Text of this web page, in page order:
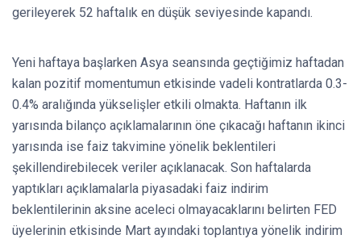
gerileyerek 52 haftalık en düşük seviyesinde kapandı.
Yeni haftaya başlarken Asya seansında geçtiğimiz haftadan
kalan pozitif momentumun etkisinde vadeli kontratlarda 0.3-
0.4% aralığında yükselişler etkili olmakta. Haftanın ilk
yarısında bilanço açıklamalarının öne çıkacağı haftanın ikinci
yarısında ise faiz takvimine yönelik beklentileri
şekillendirebilecek veriler açıklanacak. Son haftalarda
yaptıkları açıklamalarla piyasadaki faiz indirim
beklentilerinin aksine aceleci olmayacaklarını belirten FED
üyelerinin etkisinde Mart ayındaki toplantıya yönelik indirim